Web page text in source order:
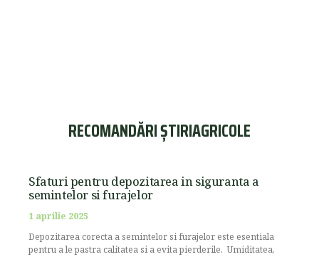
RECOMANDĂRI ȘTIRIAGRICOLE
Sfaturi pentru depozitarea in siguranta a
semintelor si furajelor
1 aprilie 2025
Depozitarea corecta a semintelor si furajelor este esentiala
pentru a le pastra calitatea si a evita pierderile. Umiditatea,